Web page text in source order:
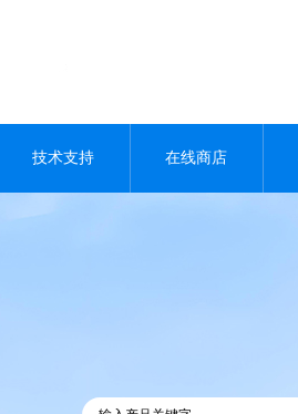
技术支持 在线商店